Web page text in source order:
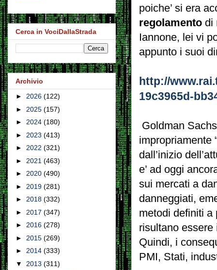
poiche’ si era
regolamento di
Iannone, lei vi
appunto i suoi
http://
19c3965d-
Goldman
impropriamente
dall’inizio
e’ ad oggi
sui mercati a
danneggiati,
metodi definiti a
risultano
Quindi, i
PMI, Stati,
Cerca in VociDallaStrada
Archivio
► 2026 (122)
► 2025 (157)
► 2024 (180)
► 2023 (413)
► 2022 (321)
► 2021 (463)
► 2020 (490)
► 2019 (281)
► 2018 (332)
► 2017 (347)
► 2016 (278)
► 2015 (269)
► 2014 (333)
▼ 2013 (311)